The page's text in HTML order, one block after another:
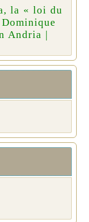
la « loi du
Andria |